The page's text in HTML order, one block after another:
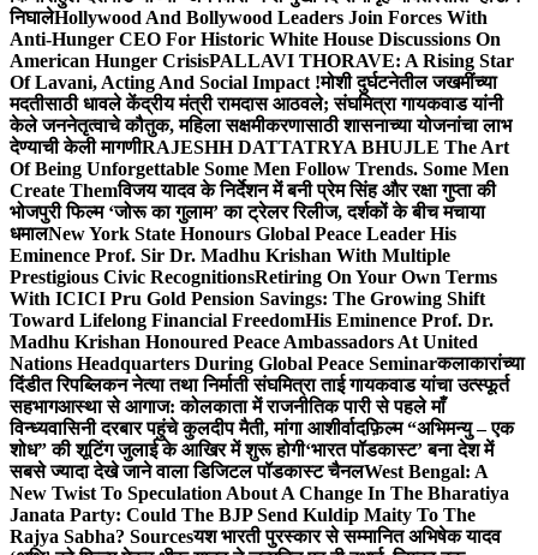
निघालेHollywood And Bollywood Leaders Join Forces With
Anti-Hunger CEO For Historic White House Discussions On
American Hunger CrisisPALLAVI THORAVE: A Rising Star
Of Lavani, Acting And Social Impact !मोशी दुर्घटनेतील जखमींच्या
मदतीसाठी धावले केंद्रीय मंत्री रामदास आठवले; संघमित्रा गायकवाड यांनी
केले जननेतृत्वाचे कौतुक, महिला सक्षमीकरणासाठी शासनाच्या योजनांचा लाभ
देण्याची केली मागणीRAJESHH DATTATRYA BHUJLE The Art
Of Being Unforgettable Some Men Follow Trends. Some Men
Create Themविजय यादव के निर्देशन में बनी प्रेम सिंह और रक्षा गुप्ता की
भोजपुरी फिल्म ‘जोरू का गुलाम’ का ट्रेलर रिलीज, दर्शकों के बीच मचाया
धमालNew York State Honours Global Peace Leader His
Eminence Prof. Sir Dr. Madhu Krishan With Multiple
Prestigious Civic RecognitionsRetiring On Your Own Terms
With ICICI Pru Gold Pension Savings: The Growing Shift
Toward Lifelong Financial FreedomHis Eminence Prof. Dr.
Madhu Krishan Honoured Peace Ambassadors At United
Nations Headquarters During Global Peace Seminarकलाकारांच्या
दिंडीत रिपब्लिकन नेत्या तथा निर्माती संघमित्रा ताई गायकवाड यांचा उत्स्फूर्त
सहभागआस्था से आगाज: कोलकाता में राजनीतिक पारी से पहले माँ
विन्ध्यवासिनी दरबार पहुंचे कुलदीप मैती, मांगा आशीर्वादफ़िल्म “अभिमन्यु – एक
शोध” की शूटिंग जुलाई के आखिर में शुरू होगी‘भारत पॉडकास्ट’ बना देश में
सबसे ज्यादा देखे जाने वाला डिजिटल पॉडकास्ट चैनलWest Bengal: A
New Twist To Speculation About A Change In The Bharatiya
Janata Party: Could The BJP Send Kuldip Maity To The
Rajya Sabha? Sourcesयश भारती पुरस्कार से सम्मानित अभिषेक यादव